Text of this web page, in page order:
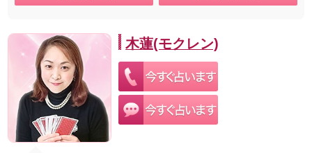
木蓮(モクレン)